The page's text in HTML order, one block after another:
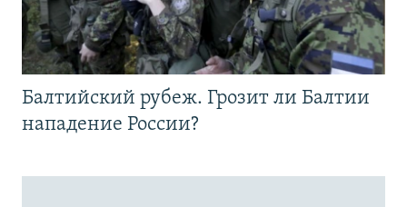
Балтийский рубеж. Грозит ли Балтии
нападение России?